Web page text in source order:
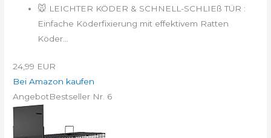
🐭 LEICHTER KÖDER & SCHNELL-SCHLIEß TÜR :
Einfache Köderfixierung mit effektivem Ratten
Köder...
24,99 EUR
Bei Amazon kaufen
AngebotBestseller Nr. 6